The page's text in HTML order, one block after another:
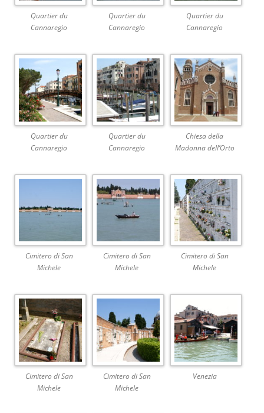
Quartier du
Cannaregio
Quartier du
Cannaregio
Quartier du
Cannaregio
Quartier du
Cannaregio
Quartier du
Cannaregio
Chiesa della
Madonna dell’Orto
Cimitero di San
Michele
Cimitero di San
Michele
Cimitero di San
Michele
Cimitero di San
Michele
Cimitero di San
Michele
Venezia